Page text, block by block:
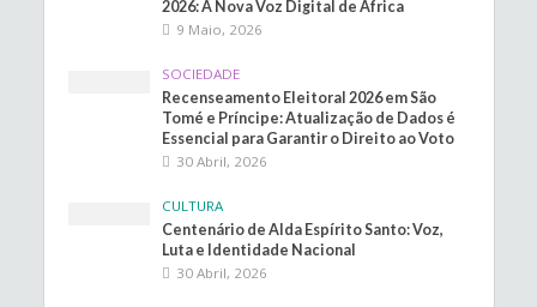
2026: A Nova Voz Digital de África
9 Maio, 2026
SOCIEDADE
Recenseamento Eleitoral 2026 em São
Tomé e Príncipe: Atualização de Dados é
Essencial para Garantir o Direito ao Voto
30 Abril, 2026
CULTURA
Centenário de Alda Espírito Santo: Voz,
Luta e Identidade Nacional
30 Abril, 2026